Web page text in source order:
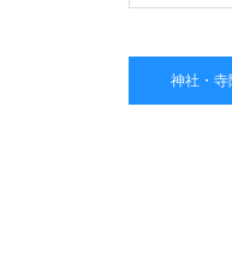
神社・寺